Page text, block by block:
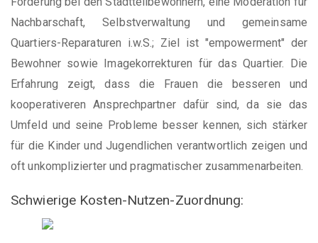
Nachbarschaft, Selbstverwaltung und gemeinsame
Quartiers-Reparaturen i.w.S.; Ziel ist "empowerment" der
Bewohner sowie Imagekorrekturen für das Quartier. Die
Erfahrung zeigt, dass die Frauen die besseren und
kooperativeren Ansprechpartner dafür sind, da sie das
Umfeld und seine Probleme besser kennen, sich stärker
für die Kinder und Jugendlichen verantwortlich zeigen und
oft unkomplizierter und pragmatischer zusammenarbeiten.
Schwierige Kosten-Nutzen-Zuordnung: